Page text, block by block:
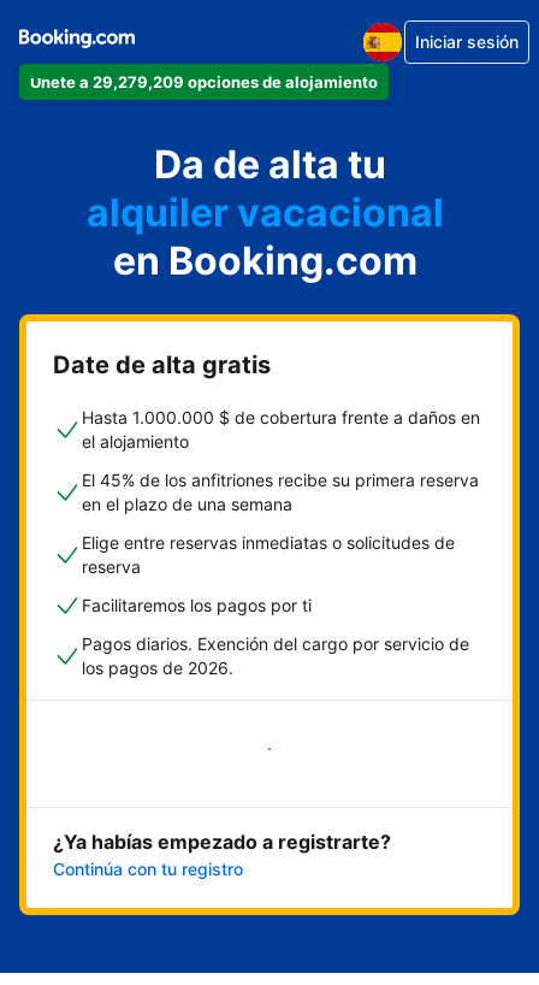
Únete a 29,279,209 opciones de alojamiento
Iniciar sesión
Da de alta tu
apartamento
hotel
alquiler vacacional
hostal o pensión
casa rural
en Booking.com
Date de alta gratis
Hasta 1.000.000 $ de cobertura frente a daños en
el alojamiento
El 45% de los anfitriones recibe su primera reserva
en el plazo de una semana
Elige entre reservas inmediatas o solicitudes de
reserva
Facilitaremos los pagos por ti
Pagos diarios. Exención del cargo por servicio de
los pagos de 2026.
Empieza ahora
¿Ya habías empezado a registrarte?
Continúa con tu registro